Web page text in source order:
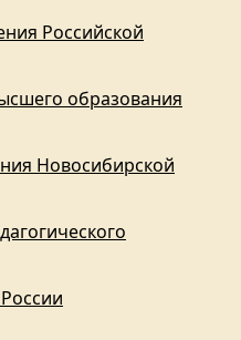
Российской
образования
Новосибирской